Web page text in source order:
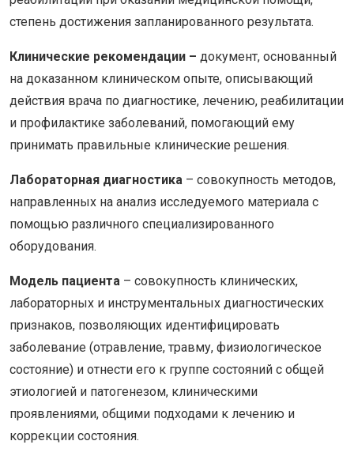
степень достижения запланированного результата.
Клинические рекомендации – документ, основанный
на доказанном клиническом опыте, описывающий
действия врача по диагностике, лечению, реабилитации
и профилактике заболеваний, помогающий ему
принимать правильные клинические решения.
Лабораторная диагностика – совокупность методов,
направленных на анализ исследуемого материала с
помощью различного специализированного
оборудования.
Модель пациента – совокупность клинических,
лабораторных и инструментальных диагностических
признаков, позволяющих идентифицировать
заболевание (отравление, травму, физиологическое
состояние) и отнести его к группе состояний с общей
этиологией и патогенезом, клиническими
проявлениями, общими подходами к лечению и
коррекции состояния.